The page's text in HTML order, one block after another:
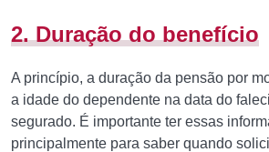
2. Duração do benefício
A princípio, a duração da pensão por
a idade do dependente na data do
segurado. É importante ter essas
principalmente para saber quando